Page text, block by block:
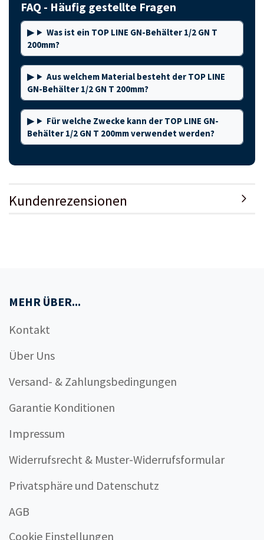
FAQ - Häufig gestellte Fragen
Was ist ein TOP LINE GN-Behälter 1/2 GN T
200mm?
Aus welchem Material besteht der TOP LINE
GN-Behälter 1/2 GN T 200mm?
Für welche Zwecke kann der TOP LINE GN-
Behälter 1/2 GN T 200mm verwendet werden?
Kundenrezensionen
MEHR ÜBER...
Kontakt
Über Uns
Versand- & Zahlungsbedingungen
Garantie Konditionen
Impressum
Widerrufsrecht & Muster-Widerrufsformular
Privatsphäre und Datenschutz
AGB
Cookie Einstellungen